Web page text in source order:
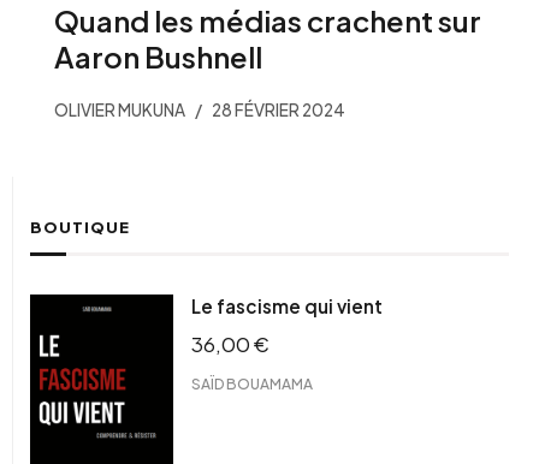
Quand les médias crachent sur
Aaron Bushnell
OLIVIER MUKUNA 28 FÉVRIER 2024
BOUTIQUE
Le fascisme qui vient
36,00€
SAÏD BOUAMAMA